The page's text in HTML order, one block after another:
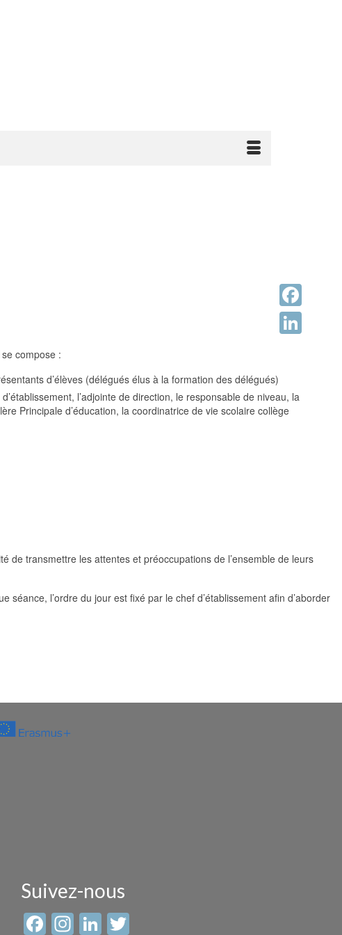
compose :
d’élèves (délégués élus à la formation des délégués)
l’adjointe de direction, le responsable de niveau, la
Principale d’éducation, la coordinatrice de vie scolaire collège
de transmettre les attentes et préoccupations de l’ensemble de leurs
l’ordre du jour est fixé par le chef d’établissement afin d’aborder
Suivez-nous
Facebook
Instagram
LinkedIn
Facebook